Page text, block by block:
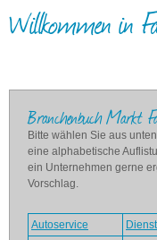
Willkommen in
Branchenbuch Markt
Bitte wählen Sie aus
eine alphabetische
ein Unternehmen gerne
Vorschlag.
Autoservice